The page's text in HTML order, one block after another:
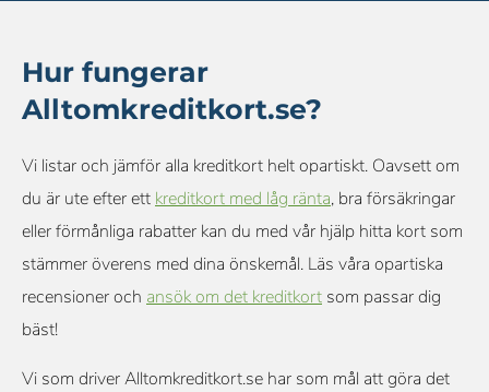
Hur fungerar
Alltomkreditkort.se?
Vi listar och jämför alla kreditkort helt opartiskt. Oavsett om
du är ute efter ett kreditkort med låg ränta, bra försäkringar
eller förmånliga rabatter kan du med vår hjälp hitta kort som
stämmer överens med dina önskemål. Läs våra opartiska
recensioner och ansök om det kreditkort som passar dig
bäst!
Vi som driver Alltomkreditkort.se har som mål att göra det